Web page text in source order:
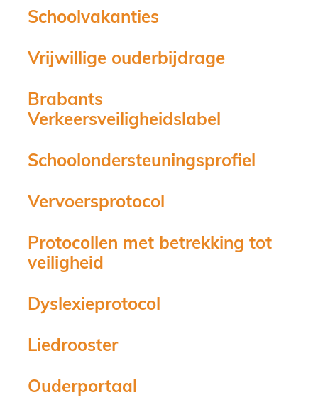
Schoolvakanties
Vrijwillige ouderbijdrage
Brabants
Verkeersveiligheidslabel
Schoolondersteuningsprofiel
Vervoersprotocol
Protocollen met betrekking tot
veiligheid
Dyslexieprotocol
Liedrooster
Ouderportaal